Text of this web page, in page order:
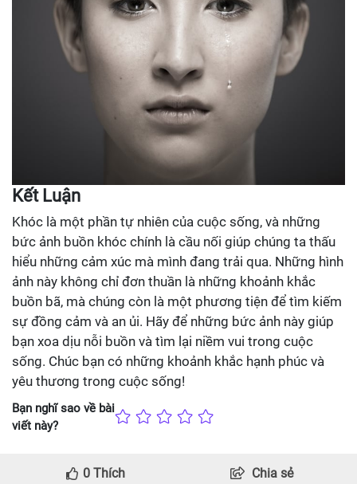
Kết Luận
Khóc là một phần tự nhiên của cuộc sống, và những
bức ảnh buồn khóc chính là cầu nối giúp chúng ta thấu
hiểu những cảm xúc mà mình đang trải qua. Những hình
ảnh này không chỉ đơn thuần là những khoảnh khắc
buồn bã, mà chúng còn là một phương tiện để tìm kiếm
sự đồng cảm và an ủi. Hãy để những bức ảnh này giúp
bạn xoa dịu nỗi buồn và tìm lại niềm vui trong cuộc
sống. Chúc bạn có những khoảnh khắc hạnh phúc và
yêu thương trong cuộc sống!
Bạn nghĩ sao về bài
viết này?
0 Thích Chia sẻ